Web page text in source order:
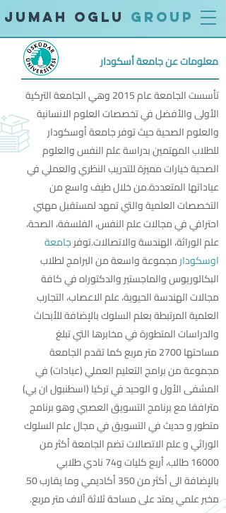
jumah oglu group
معلومات عن جامعة أسكودار
تأسست الجامعة عام 2015 وهي الجامعة التركية
الأولى والأفضل في تخصصات العلوم الانسانية
والعلوم الصحية حيث توفر جامعة أوسكودار
للطلاب المهتمين بدراسة علم النفس والعلوم
الصحية خيارات مميزة للتدريب النظري والعملي في
عياداتها المتعددة.من خلال طيف واسع من
التخصصات العلمية والتي تمهد لمستقبل مهني
احترافي في مجالات علم النفس، الفلسفة، الصحة،
علم الوراثة، الهندسة والاتصالات.توفرجامعة
اوسكودارمجموعة واسعة من البرامج لطلاب
البكالوريوس والماجستير والدكتوراه في كافة
مجالات الهندسة الحيوية، علم الاعصاب، التجارب
العلمية المرتبطة بعلم السلوك بالإضافة للأبحاث
والدراسات المتطورة في مخابرها التي تبلغ
مساحتها 2700 متر مربع كما تقدم الجامعة
مجموعة من برامج التعليم العملي (عيادات) في
المشفى الأول و الوحيد في تركيا (اسطنبول ان بي)
مترافقا مع برنامج التسويق العصبي وهو برنامج
متطور و حديث في التسويق في مجال علم السلوك
الوراثي و علم الاتصالات تضم الجامعة أكثر من
16000 طالب، أربع كليات و74 نادي طلابي
بالإضافة الى أكثر من 350 أكاديمي وما يقارب 50
مخبر علمي يمتد على مساحة ثلاثة آلاف متر مربع.